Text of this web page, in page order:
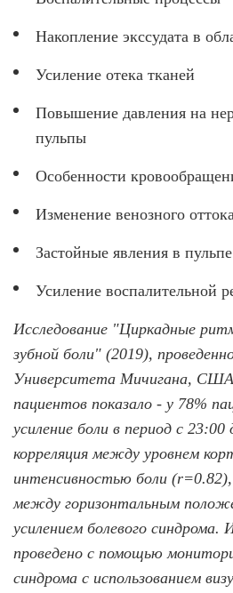
Накопление экссудата в
Усиление отека тканей
Повышение давления на
пульпы
Особенности
Изменение венозного
Застойные явления в
Усиление воспалительной
Исследование "Циркадные
зубной боли" (2019),
Университета Мичигана, США
пациентов показало - у 78%
усиление боли в период с
корреляция между уровнем
интенсивностью боли (r=0.82),
между горизонтальным
усилением болевого синдрома.
проведено с помощью
синдрома с использованием